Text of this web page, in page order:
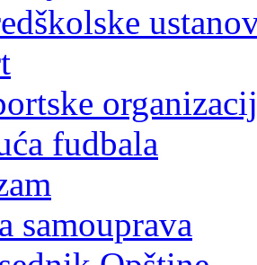
fudbala
samouprava